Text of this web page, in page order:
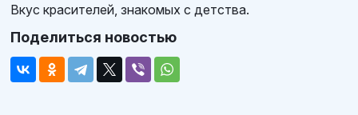
Вкус красителей, знакомых с детства.
Поделиться новостью